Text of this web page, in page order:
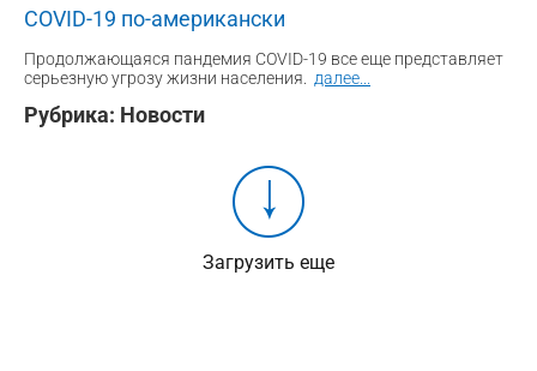
COVID-19 по-американски
Продолжающаяся пандемия COVID-19 все еще представляет
серьезную угрозу жизни населения.
далее
Рубрика: Новости
Загрузить еще